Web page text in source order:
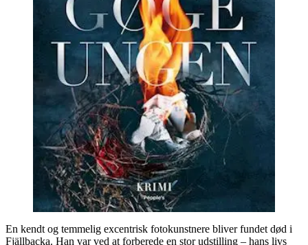
En kendt og temmelig excentrisk fotokunstnere bliver fundet død i
Fjällbacka. Han var ved at forberede en stor udstilling – hans livs